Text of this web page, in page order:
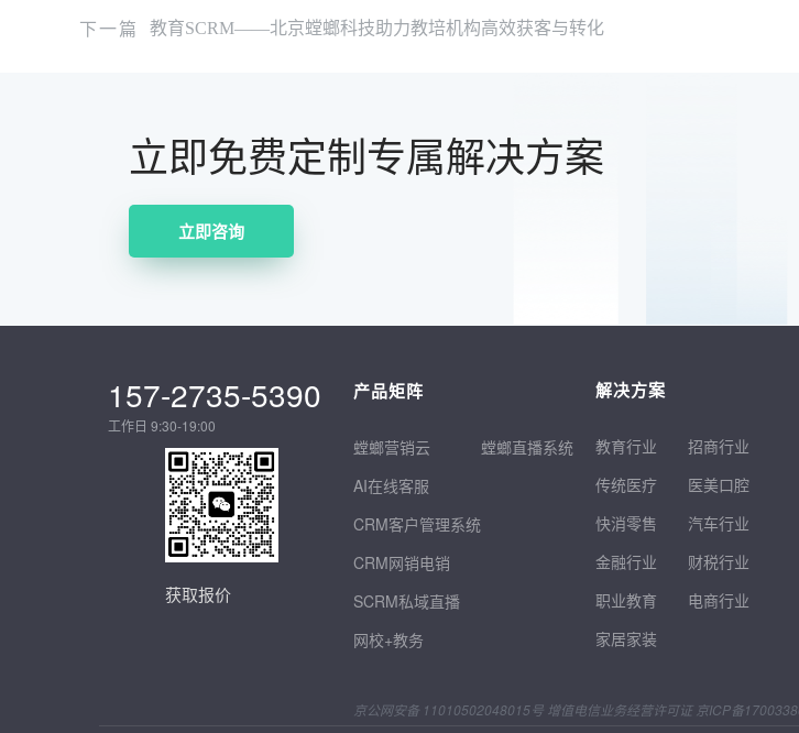
下一篇 教育SCRM——北京螳螂科技助力教培机构高效获客与转化
立即免费定制专属解决方案
立即咨询
157-2735-5390
工作日 9:30-19:00
获取报价
产品矩阵
螳螂营销云
AI在线客服
CRM客户管理系统
CRM网销电销
SCRM私域直播
网校+教务
螳螂直播系统
解决方案
教育行业 招商行业
传统医疗
医美口腔
快消零售
汽车行业
金融行业
财税行业
职业教育
电商行业
家居家装
京公网安备 11010502048015号 增值电信业务经营许可证 京ICP备